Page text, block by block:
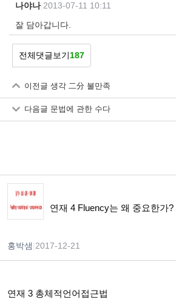
나야나| 2013-07-11 10:11
잘 담아갑니다.
전체댓글보기187
이전글 생각 二分 불만족
다음글 문법에 관한 수다
연재 4 Fluency는 왜 중요한가?
홍박샘 2017-12-21
연재 3 총체적언어접근법